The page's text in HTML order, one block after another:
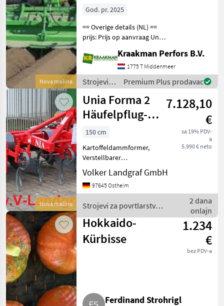
Nova mašina
God. pr. 2025
== Overige details (NL) ==
prijs: Prijs op aanvraag Unit:
een aanaardkap zonder
kunststof maar een rechte
kap 22, 5 cm bovenbreedte
S
Kraakman Perfors B.V.
1775 T Middenmeer
Strojevi
za
povrtlarstvo
/ Sonstige
Premium Plus prodavac
Nova mašina
Unia Forma 2
Häufelpflug-
Dammformer
7.128,10
€
sa 19% PDV-
a
5.990 € neto
150 cm
Kartoffeldammformer,
Verstellbarer
Reihenabstand 70/75 cm,
Neigungseinstellung der
Dammformvorrichtung,
Formungsbleche (für die
Bearbeitung von Dämmen
nac
Volker Landgraf GmbH
97645 Ostheim
Strojevi za povrtlarstvo /
Unia
2 dana
onlajn
Hokkaido-
Kürbisse
1.234
€
bez PDV-a
Ferdinand Strohrigl